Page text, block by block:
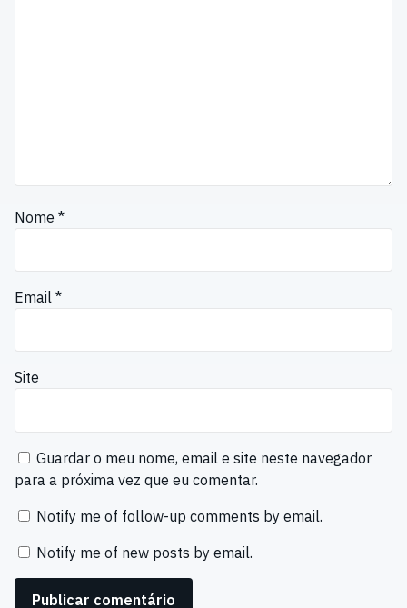
Nome *
Email *
Site
Guardar o meu nome, email e site neste navegador
para a próxima vez que eu comentar.
Notify me of follow-up comments by email.
Notify me of new posts by email.